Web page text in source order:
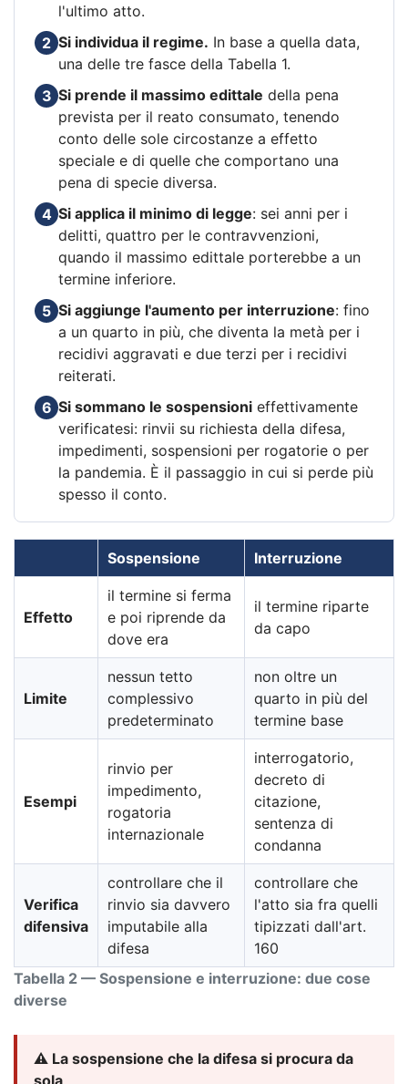
l'ultimo atto.
2 Si individua il regime. In base a quella data,
una delle tre fasce della Tabella 1.
3 Si prende il massimo edittale della pena
prevista per il reato consumato, tenendo
conto delle sole circostanze a effetto
speciale e di quelle che comportano una
pena di specie diversa.
4 Si applica il minimo di legge: sei anni per i
delitti, quattro per le contravvenzioni,
quando il massimo edittale porterebbe a un
termine inferiore.
5 Si aggiunge l'aumento per interruzione: fino
a un quarto in più, che diventa la metà per i
recidivi aggravati e due terzi per i recidivi
reiterati.
6 Si sommano le sospensioni effettivamente
verificatesi: rinvii su richiesta della difesa,
impedimenti, sospensioni per rogatorie o per
la pandemia. È il passaggio in cui si perde più
spesso il conto.
Tabella 2 — Sospensione e interruzione: due cose
diverse
Sospensione Interruzione
Effetto
il termine si ferma
e poi riprende da
dove era
il termine riparte
da capo
Limite
nessun tetto
complessivo
predeterminato
non oltre un
quarto in più del
termine base
Esempi
rinvio per
impedimento,
rogatoria
internazionale
interrogatorio,
decreto di
citazione,
sentenza di
condanna
Verifica
difensiva
controllare che il
rinvio sia davvero
imputabile alla
difesa
controllare che
l'atto sia fra quelli
tipizzati dall'art.
160
⚠️ La sospensione che la difesa si procura da
sola